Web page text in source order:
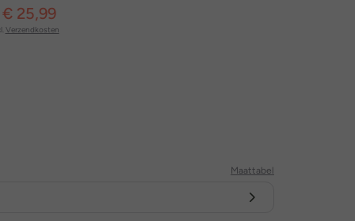
25,99
Verzendkosten
Maattabel